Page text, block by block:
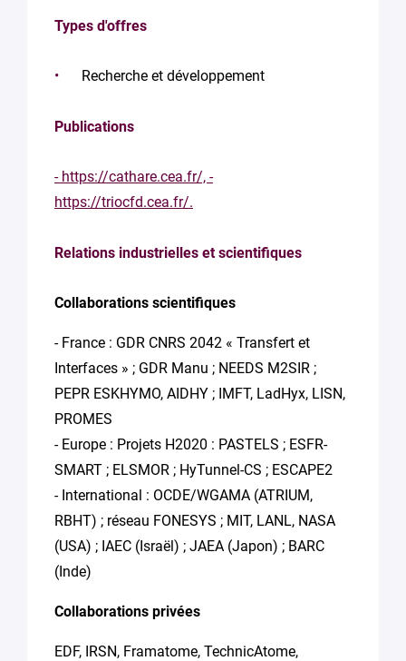
Types d'offres
Recherche et développement
Publications
- https://cathare.cea.fr/, -
https://triocfd.cea.fr/.
Relations industrielles et scientifiques
Collaborations scientifiques
- France : GDR CNRS 2042 « Transfert et
Interfaces » ; GDR Manu ; NEEDS M2SIR ;
PEPR ESKHYMO, AIDHY ; IMFT, LadHyx, LISN,
PROMES
- Europe : Projets H2020 : PASTELS ; ESFR-
SMART ; ELSMOR ; HyTunnel-CS ; ESCAPE2
- International : OCDE/WGAMA (ATRIUM,
RBHT) ; réseau FONESYS ; MIT, LANL, NASA
(USA) ; IAEC (Israël) ; JAEA (Japon) ; BARC
(Inde)
Collaborations privées
EDF, IRSN, Framatome, TechnicAtome,